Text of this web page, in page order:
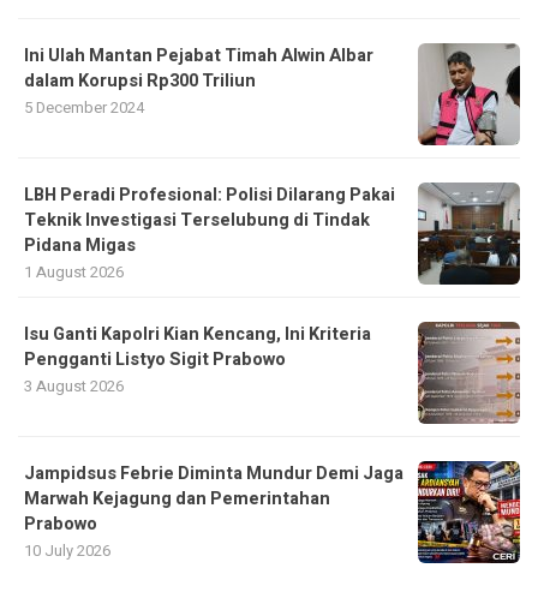
Ini Ulah Mantan Pejabat Timah ‎Alwin Albar
dalam Korupsi Rp300 Triliun
5 December 2024
LBH Peradi Profesional: Polisi Dilarang Pakai
Teknik Investigasi Terselubung di Tindak
Pidana Migas
1 August 2026
Isu Ganti Kapolri Kian Kencang, Ini Kriteria
Pengganti Listyo Sigit Prabowo
3 August 2026
Jampidsus Febrie Diminta Mundur Demi Jaga
Marwah Kejagung dan Pemerintahan
Prabowo
10 July 2026